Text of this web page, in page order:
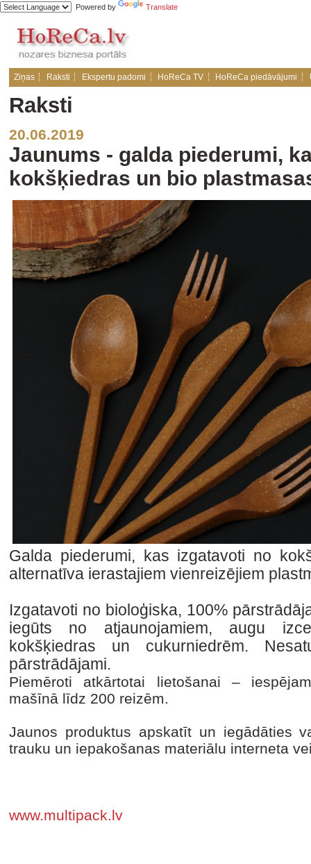
Powered by Translate
Ziņas Raksti Ekspertu padomi HoReCa TV HoReCa piedāvājumi
Raksti
20.06.2019
Jaunums - galda piederumi,
kokšķiedras un bio
Galda piederumi, kas izgatavoti no
alternatīva ierastajiem vienreizējiem
Izgatavoti no bioloģiska, 100%
iegūts no atjaunojamiem, augu
kokšķiedras un cukurniedrēm.
pārstrādājami.
Piemēroti atkārtotai lietošanai –
mašīnā līdz 200 reizēm.
Jaunos produktus apskatīt un iegādāties
trauku un iepakošanas materiālu interneta
www.multipack.lv